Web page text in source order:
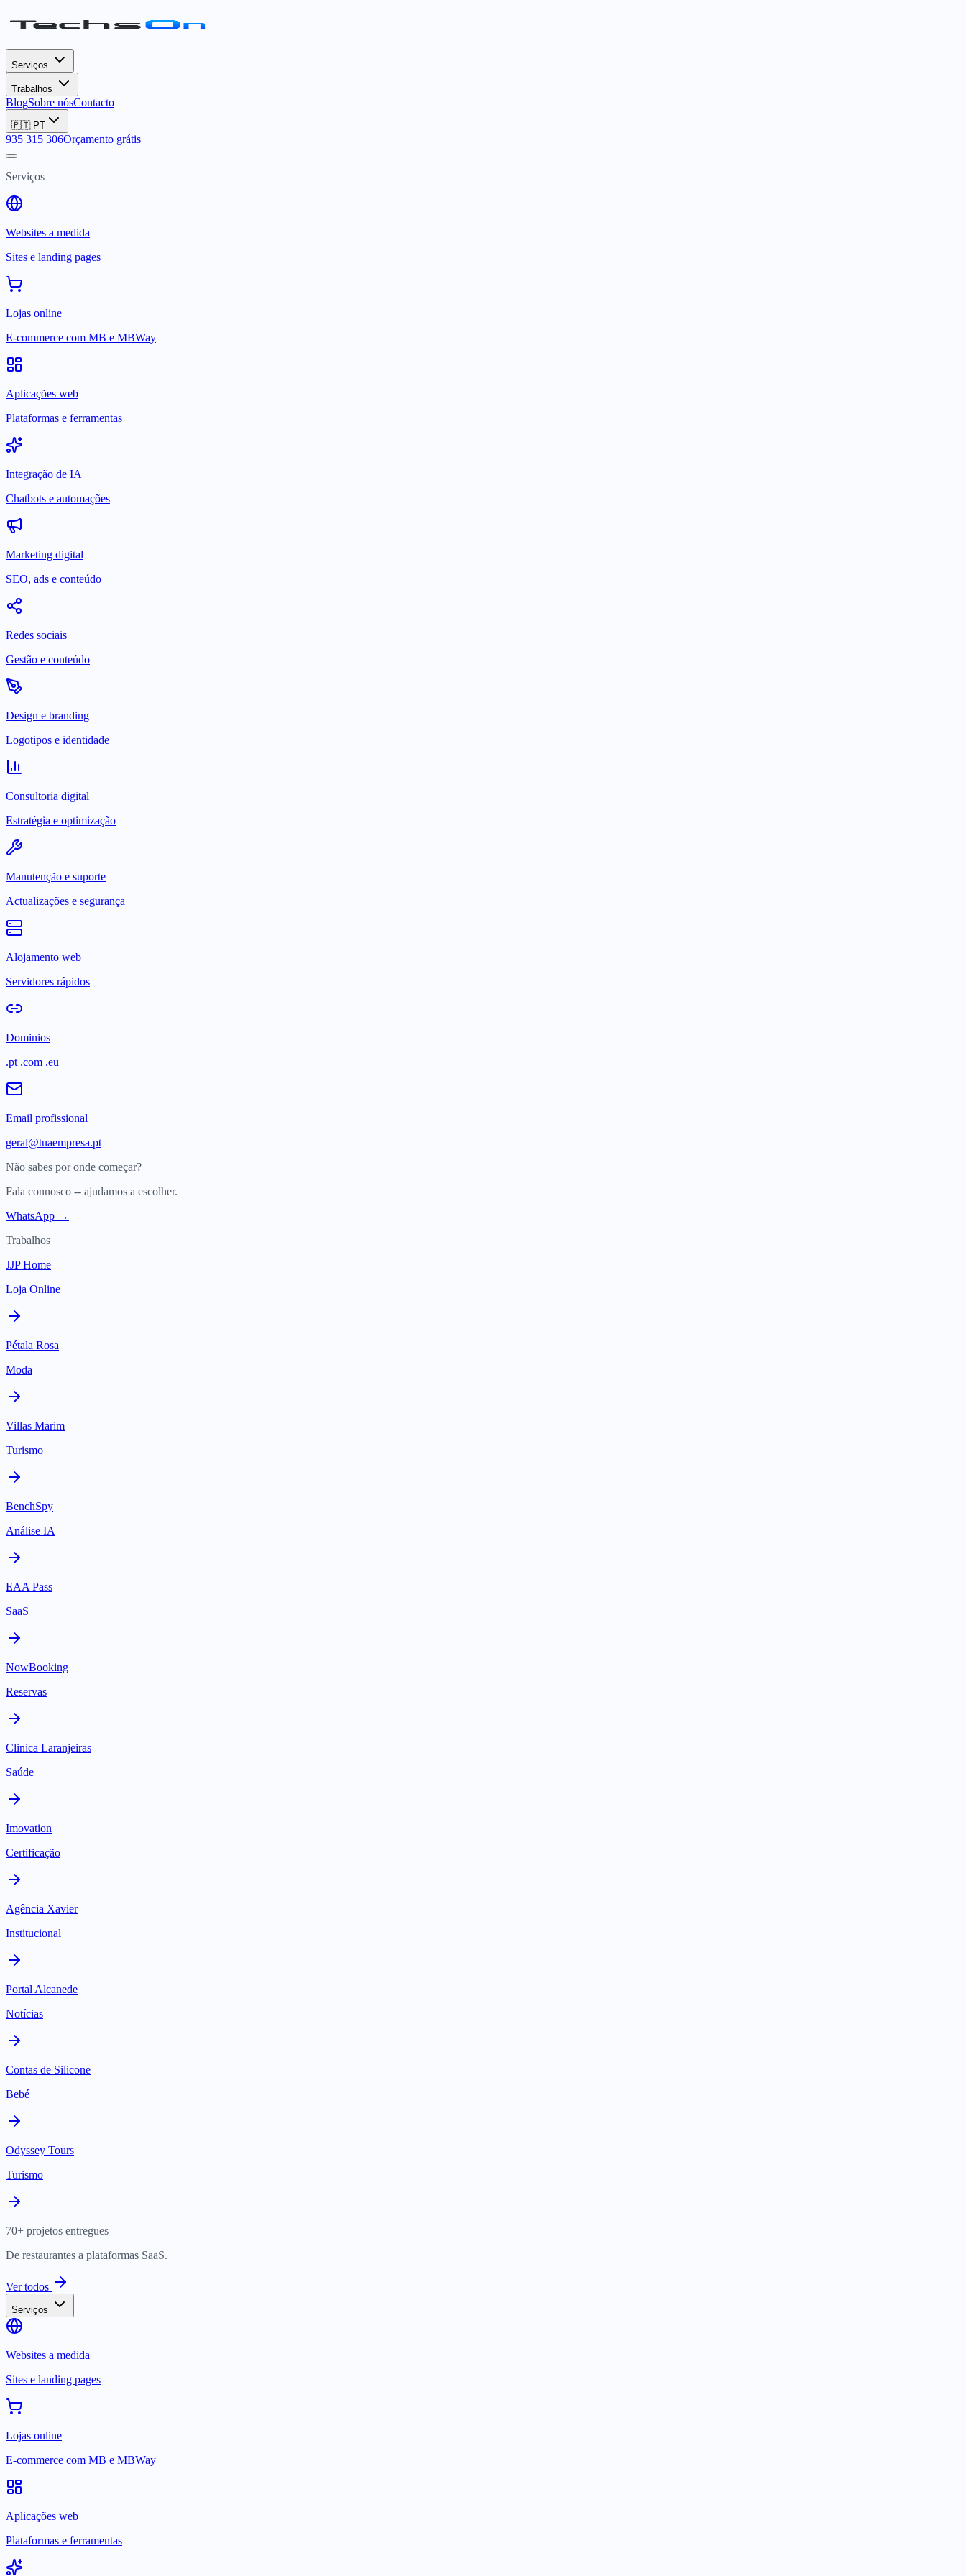
Serviços
Trabalhos
BlogSobre nósContacto
🇵🇹 PT
935 315 306Orçamento grátis
Serviços
Websites a medida
Sites e landing pages
Lojas online
E-commerce com MB e MBWay
Aplicações web
Plataformas e ferramentas
Integração de IA
Chatbots e automações
Marketing digital
SEO, ads e conteúdo
Redes sociais
Gestão e conteúdo
Design e branding
Logotipos e identidade
Consultoria digital
Estratégia e optimização
Manutenção e suporte
Actualizações e segurança
Alojamento web
Servidores rápidos
Dominios
.pt .com .eu
Email profissional
geral@tuaempresa.pt
Não sabes por onde começar?
Fala connosco -- ajudamos a escolher.
WhatsApp →
Trabalhos
JJP Home
Loja Online
Pétala Rosa
Moda
Villas Marim
Turismo
BenchSpy
Análise IA
EAA Pass
SaaS
NowBooking
Reservas
Clinica Laranjeiras
Saúde
Imovation
Certificação
Agência Xavier
Institucional
Portal Alcanede
Notícias
Contas de Silicone
Bebé
Odyssey Tours
Turismo
70+ projetos entregues
De restaurantes a plataformas SaaS.
Ver todos
Serviços
Websites a medida
Sites e landing pages
Lojas online
E-commerce com MB e MBWay
Aplicações web
Plataformas e ferramentas